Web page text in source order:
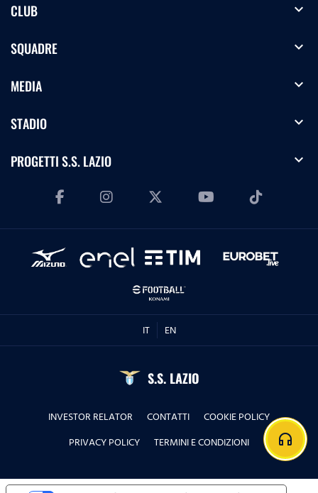
CLUB expand_more
SQUADRE expand_more
MEDIA expand_more
STADIO expand_more
PROGETTI S.S. LAZIO expand_more
IT EN
S.S. LAZIO
INVESTOR RELATOR CONTATTI
COOKIE POLICY
PRIVACY POLICY
TERMINI E CONDIZIONI headphones